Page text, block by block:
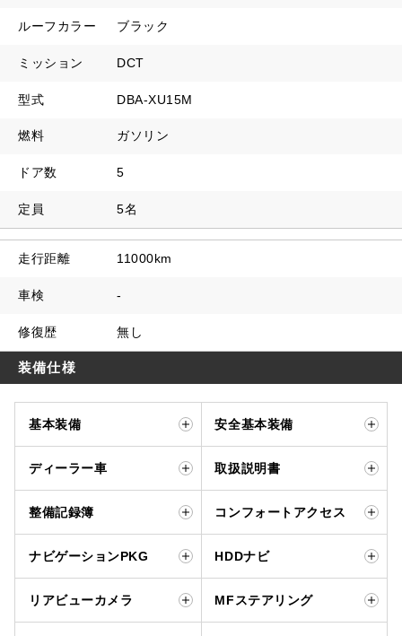
ルーフカラー ブラック
ミッション DCT
型式 DBA-XU15M
燃料 ガソリン
ドア数 5
定員 5名
走行距離 11000km
車検 -
修復歴 無し
装備仕様
基本装備 安全基本装備
ディーラー車 取扱説明書
整備記録簿 コンフォートアクセス
ナビゲーションPKG HDDナビ
リアビューカメラ MFステアリング